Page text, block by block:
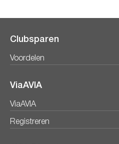
Clubsparen
Voordelen
ViaAVIA
ViaAVIA
Registreren